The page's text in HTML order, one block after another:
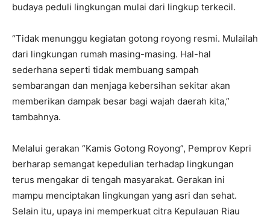
budaya peduli lingkungan mulai dari lingkup terkecil.
“Tidak menunggu kegiatan gotong royong resmi. Mulailah
dari lingkungan rumah masing-masing. Hal-hal
sederhana seperti tidak membuang sampah
sembarangan dan menjaga kebersihan sekitar akan
memberikan dampak besar bagi wajah daerah kita,”
tambahnya.
Melalui gerakan “Kamis Gotong Royong”, Pemprov Kepri
berharap semangat kepedulian terhadap lingkungan
terus mengakar di tengah masyarakat. Gerakan ini
mampu menciptakan lingkungan yang asri dan sehat.
Selain itu, upaya ini memperkuat citra Kepulauan Riau